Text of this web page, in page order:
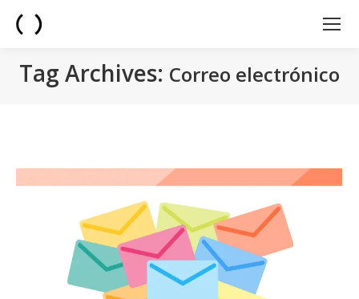
Tag Archives: Correo electrónico